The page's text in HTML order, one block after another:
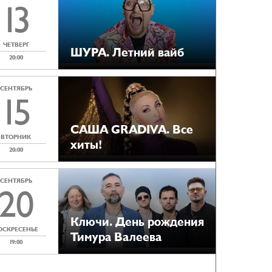
13
ЧЕТВЕРГ
20:00
ШУРА. Летний вайб
СЕНТЯБРЬ
15
ВТОРНИК
20:00
САША GRADIVA. Все
хиты!
СЕНТЯБРЬ
19:00
Ключи. День рождения
Тимура Валеева